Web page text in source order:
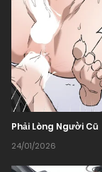
Phải Lòng Người Cũ
24/01/2026